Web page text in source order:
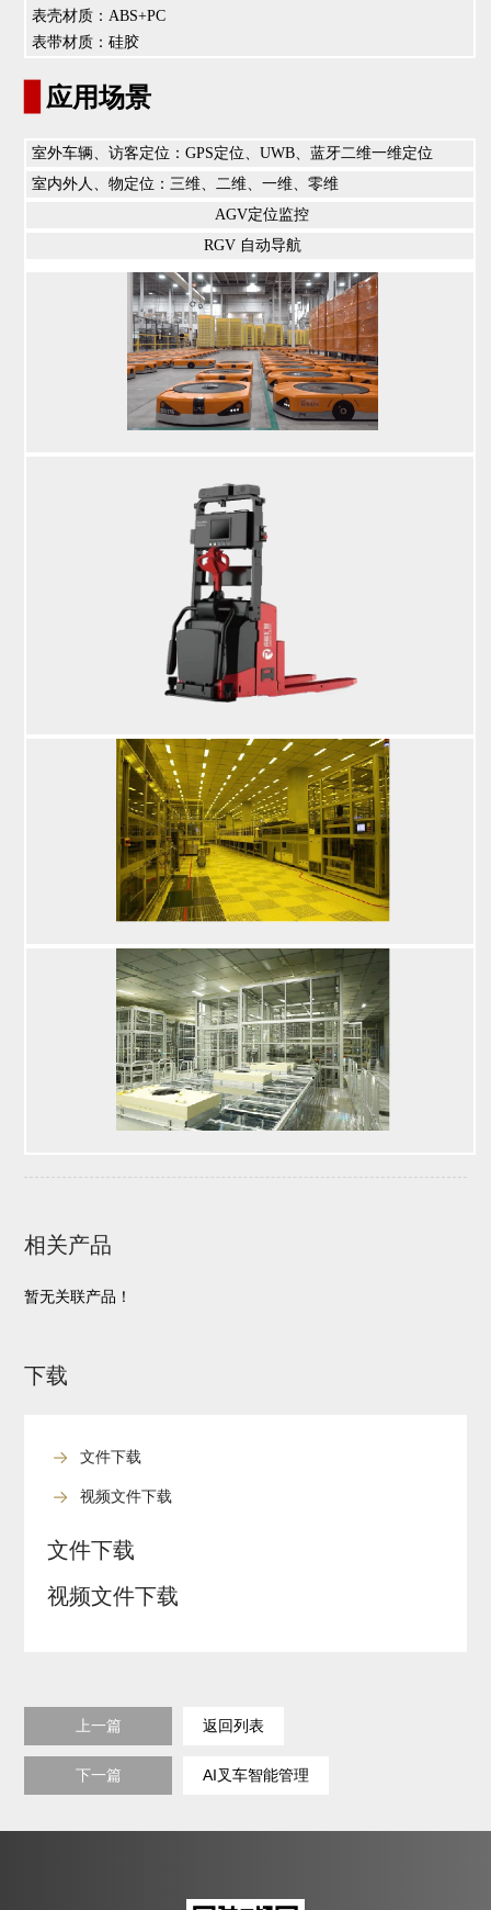
表壳材质：ABS+PC
表带材质：硅胶
应用场景
室外车辆、访客定位：GPS定位、UWB、蓝牙二维一维定位
室内外人、物定位：三维、二维、一维、零维
AGV定位监控
RGV 自动导航
相关产品
暂无关联产品！
下载
文件下载
视频文件下载
文件下载
视频文件下载
上一篇 返回列表
下一篇 AI叉车智能管理